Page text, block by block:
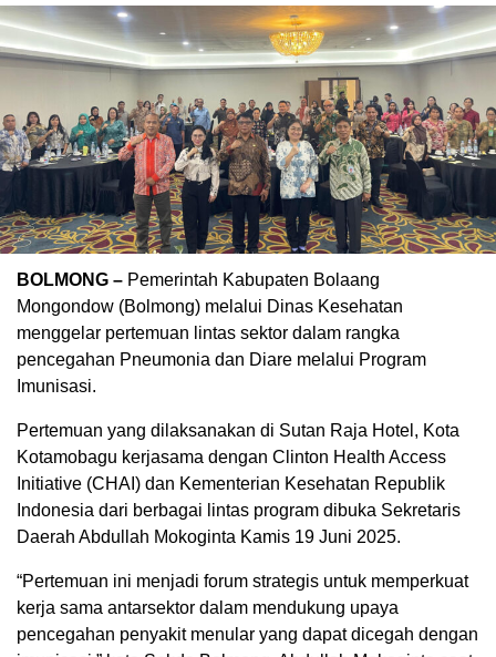
BOLMONG – Pemerintah Kabupaten Bolaang
Mongondow (Bolmong) melalui Dinas Kesehatan
menggelar pertemuan lintas sektor dalam rangka
pencegahan Pneumonia dan Diare melalui Program
Imunisasi.
Pertemuan yang dilaksanakan di Sutan Raja Hotel, Kota
Kotamobagu kerjasama dengan Clinton Health Access
Initiative (CHAI) dan Kementerian Kesehatan Republik
Indonesia dari berbagai lintas program dibuka Sekretaris
Daerah Abdullah Mokoginta Kamis 19 Juni 2025.
“Pertemuan ini menjadi forum strategis untuk memperkuat
kerja sama antarsektor dalam mendukung upaya
pencegahan penyakit menular yang dapat dicegah dengan